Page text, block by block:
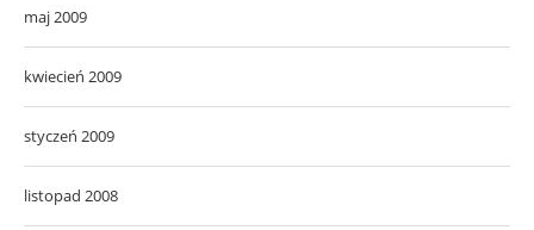
maj 2009
kwiecień 2009
styczeń 2009
listopad 2008